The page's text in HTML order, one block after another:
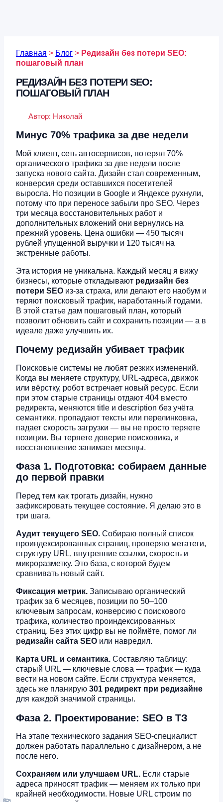
Главная > Блог > Редизайн без потери SEO:
пошаговый план
РЕДИЗАЙН БЕЗ ПОТЕРИ SEO:
ПОШАГОВЫЙ ПЛАН
Автор: Николай
Минус 70% трафика за две недели
Мой клиент, сеть автосервисов, потерял 70%
органического трафика за две недели после
запуска нового сайта. Дизайн стал современным,
конверсия среди оставшихся посетителей
выросла. Но позиции в Google и Яндексе рухнули,
потому что при переносе забыли про SEO. Через
три месяца восстановительных работ и
дополнительных вложений они вернулись на
прежний уровень. Цена ошибки — 450 тысяч
рублей упущенной выручки и 120 тысяч на
экстренные работы.
Эта история не уникальна. Каждый месяц я вижу
бизнесы, которые откладывают редизайн без
потери SEO из-за страха, или делают его наобум и
теряют поисковый трафик, наработанный годами.
В этой статье дам пошаговый план, который
позволит обновить сайт и сохранить позиции — а в
идеале даже улучшить их.
Почему редизайн убивает трафик
Поисковые системы не любят резких изменений.
Когда вы меняете структуру, URL-адреса, движок
или вёрстку, робот встречает новый ресурс. Если
при этом старые страницы отдают 404 вместо
редиректа, меняются title и description без учёта
семантики, пропадают тексты или перелинковка,
падает скорость загрузки — вы не просто теряете
позиции. Вы теряете доверие поисковика, и
восстановление занимает месяцы.
Фаза 1. Подготовка: собираем данные
до первой правки
Перед тем как трогать дизайн, нужно
зафиксировать текущее состояние. Я делаю это в
три шага.
Аудит текущего SEO. Собираю полный список
проиндексированных страниц, проверяю метатеги,
структуру URL, внутренние ссылки, скорость и
микроразметку. Это база, с которой будем
сравнивать новый сайт.
Фиксация метрик. Записываю органический
трафик за 6 месяцев, позиции по 50–100
ключевым запросам, конверсию с поискового
трафика, количество проиндексированных
страниц. Без этих цифр вы не поймёте, помог ли
редизайн сайта SEO или навредил.
Карта URL и семантика. Составляю таблицу:
старый URL — ключевые слова — трафик — куда
вести на новом сайте. Если структура меняется,
здесь же планирую 301 редирект при редизайне
для каждой значимой страницы.
Фаза 2. Проектирование: SEO в ТЗ
На этапе технического задания SEO-специалист
должен работать параллельно с дизайнером, а не
после него.
Сохраняем или улучшаем URL. Если старые
адреса приносят трафик — меняем их только при
крайней необходимости. Новые URL строим по